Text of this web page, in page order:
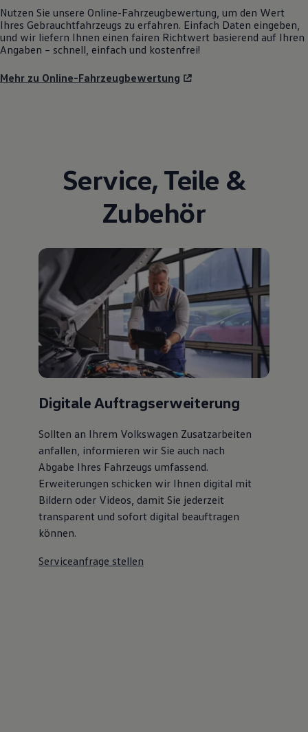
Nutzen Sie unsere Online-Fahrzeugbewertung, um den Wert
Ihres Gebrauchtfahrzeugs zu erfahren. Einfach Daten eingeben,
und wir liefern Ihnen einen fairen Richtwert basierend auf Ihren
Angaben – schnell, einfach und kostenfrei!
Mehr zu Online-Fahrzeugbewertung
Service, Teile &
Zubehör
Digitale Auftragserweiterung
Sollten an Ihrem Volkswagen Zusatzarbeiten
anfallen, informieren wir Sie auch nach
Abgabe Ihres Fahrzeugs umfassend.
Erweiterungen schicken wir Ihnen digital mit
Bildern oder Videos, damit Sie jederzeit
transparent und sofort digital beauftragen
können.
Serviceanfrage stellen